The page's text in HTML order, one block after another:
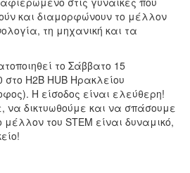
και διαμορφώνουν το μέλλον
τη μηχανική και τα
το Σάββατο 15
στο H2B HUB Ηρακλείου
Η είσοδος είναι ελεύθερη!
να δικτυωθούμε και να σπάσουμε
του STEM είναι δυναμικό,